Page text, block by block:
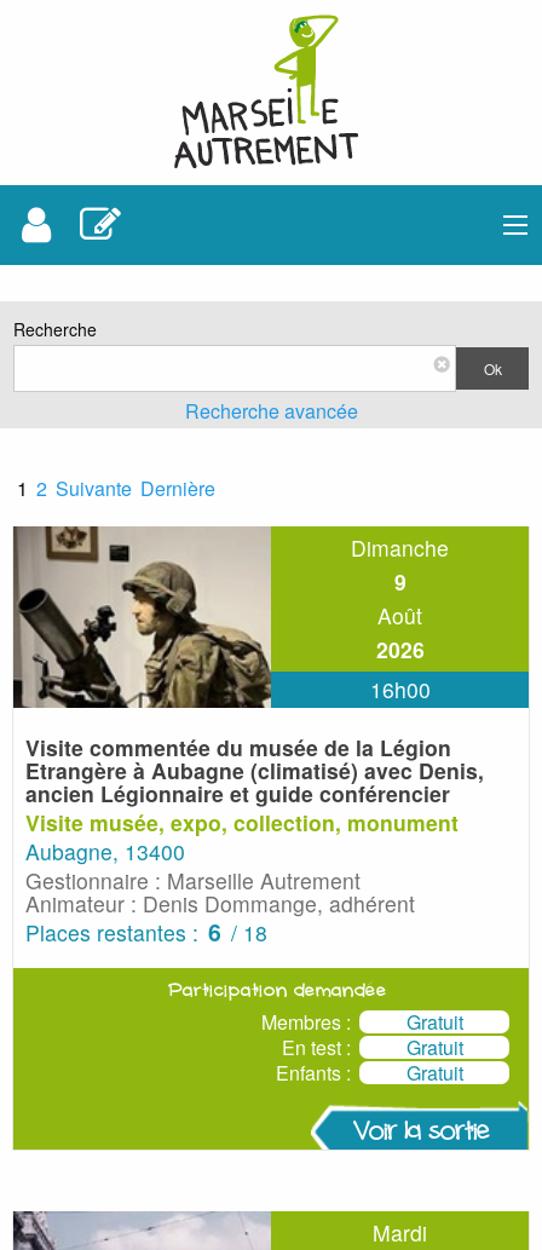
Recherche
Ok
Recherche avancée
À venir Passées Toutes
Entre quelles dates ?
Tri
Type
Participation financière
Particularité
Recherche avancée
1 2 Suivante Dernière
Dimanche
9
Août
2026
16h00
Visite commentée du musée de la Légion
Etrangère à Aubagne (climatisé) avec Denis,
ancien Légionnaire et guide conférencier
Visite musée, expo, collection, monument
Aubagne, 13400
Gestionnaire : Marseille Autrement
Animateur : Denis Dommange, adhérent
Places restantes : 6 / 18
Participation demandée
Membres :
Gratuit
En test :
Gratuit
Enfants :
Gratuit
Voir la sortie
Mardi